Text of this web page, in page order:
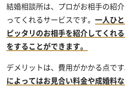
結婚相談所は、プロがお相手の紹
ってくれるサービスです。一人ひ
ピッタリのお相手を紹介してくれ
をすることができます。
デメリットは、費用がかかる点です
によってはお見合い料金や成婚料